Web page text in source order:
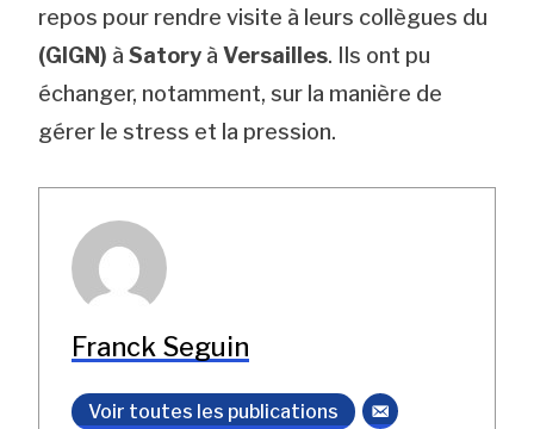
repos pour rendre visite à leurs collègues du
(GIGN) àSatory àVersailles. Ils ont pu
échanger, notamment, sur la manière de
gérer le stress et la pression.
Franck Seguin
Voir toutes les publications